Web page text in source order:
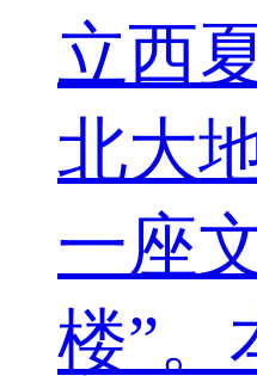
立西
北大
一座
楼”。